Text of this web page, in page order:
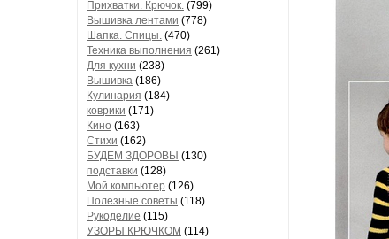
Прихватки. Крючок. (799)
Вышивка лентами (778)
Шапка. Спицы. (470)
Техника выполнения (261)
Для кухни (238)
Вышивка (186)
Кулинария (184)
коврики (171)
Кино (163)
Стихи (162)
БУДЕМ ЗДОРОВЫ (130)
подставки (128)
Мой компьютер (126)
Полезные советы (118)
Рукоделие (115)
УЗОРЫ КРЮЧКОМ (114)